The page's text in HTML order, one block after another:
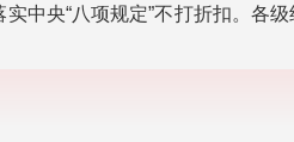
中央“八项规定”不打折扣。各